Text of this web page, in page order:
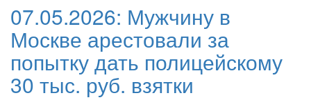
07.05.2026: Мужчину в
Москве арестовали за
попытку дать полицейскому
30 тыс. руб. взятки